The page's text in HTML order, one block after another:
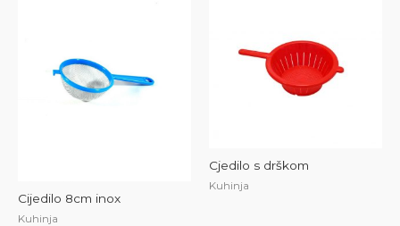
Cijedilo 8cm inox
Kuhinja
Cjedilo s drškom
Kuhinja